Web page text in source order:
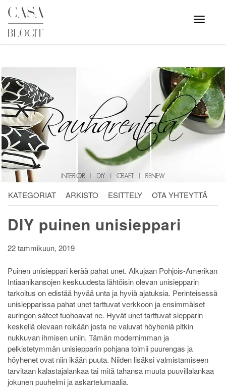
Skip
content
Avaa
valikko
KATEGORIAT ARKISTO ESITTELY OTA YHTEYTTÄ
DIY puinen unisieppari
22 tammikuun, 2019
Puinen unisieppari kerää pahat unet. Alkujaan Pohjois-Amerikan
Intiaanikansojen keskuudesta lähtöisin olevan unisiepparin
tarkoitus on edistää hyvää unta ja hyviä ajatuksia. Perinteisessä
unisiepparissa pahat unet tarttuvat verkkoon ja ensimmäiset
auringon säteet tuohoavat ne. Hyvät unet tarttuvat siepparin
keskellä olevaan reikään josta ne valuvat höyheniä pitkin
nukkuvan ihmisen uniin. Tämän modernimman ja
pelkistetymmän unisiepparin pohjana toimii puurengas ja
höyhenet ovat niin ikään puuta. Niiden lisäksi valmistamiseen
tarvitaan kalastajalankaa tai mitä tahansa muuta puuvillalankaa
jokunen puuhelmi ja askartelumaalia.